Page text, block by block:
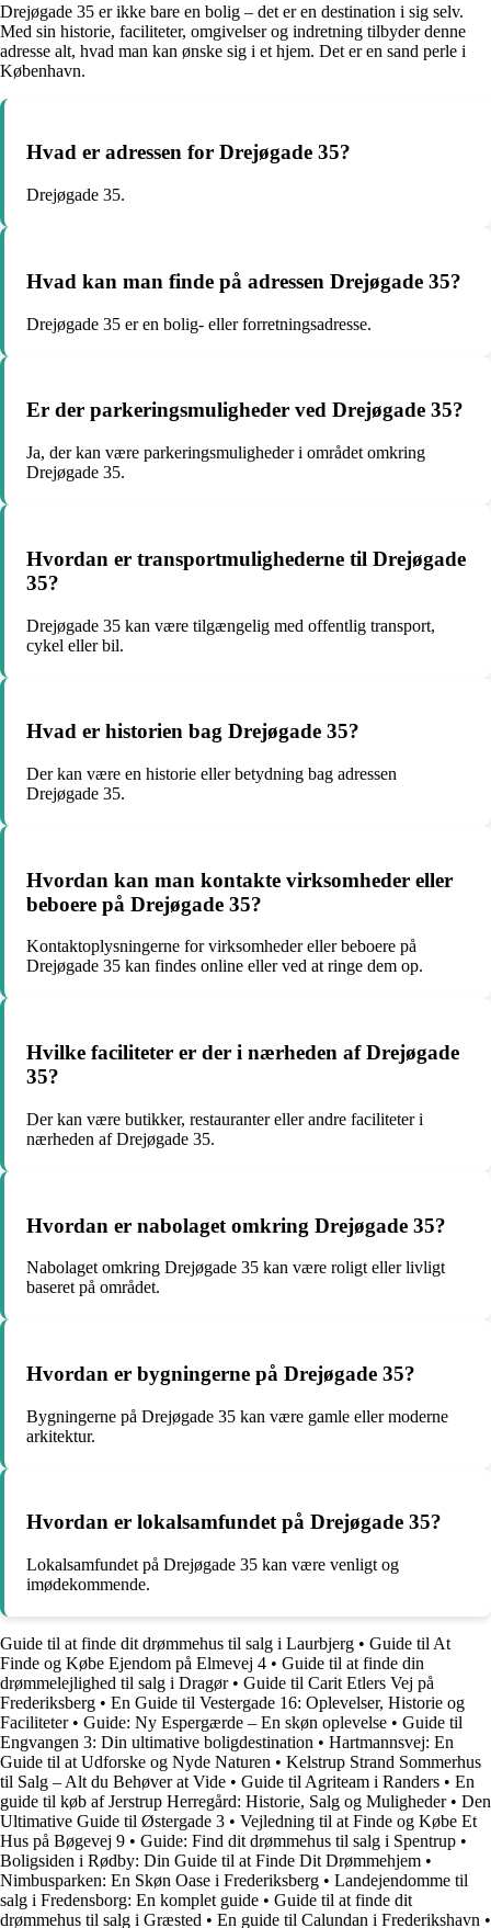
Drejøgade 35 er ikke bare en bolig – det er en destination i sig selv.
Med sin historie, faciliteter, omgivelser og indretning tilbyder denne
adresse alt, hvad man kan ønske sig i et hjem. Det er en sand perle i
København.
Hvad er adressen for Drejøgade 35?
Drejøgade 35.
Hvad kan man finde på adressen Drejøgade 35?
Drejøgade 35 er en bolig- eller forretningsadresse.
Er der parkeringsmuligheder ved Drejøgade 35?
Ja, der kan være parkeringsmuligheder i området omkring
Drejøgade 35.
Hvordan er transportmulighederne til Drejøgade
35?
Drejøgade 35 kan være tilgængelig med offentlig transport,
cykel eller bil.
Hvad er historien bag Drejøgade 35?
Der kan være en historie eller betydning bag adressen
Drejøgade 35.
Hvordan kan man kontakte virksomheder eller
beboere på Drejøgade 35?
Kontaktoplysningerne for virksomheder eller beboere på
Drejøgade 35 kan findes online eller ved at ringe dem op.
Hvilke faciliteter er der i nærheden af Drejøgade
35?
Der kan være butikker, restauranter eller andre faciliteter i
nærheden af Drejøgade 35.
Hvordan er nabolaget omkring Drejøgade 35?
Nabolaget omkring Drejøgade 35 kan være roligt eller livligt
baseret på området.
Hvordan er bygningerne på Drejøgade 35?
Bygningerne på Drejøgade 35 kan være gamle eller moderne
arkitektur.
Hvordan er lokalsamfundet på Drejøgade 35?
Lokalsamfundet på Drejøgade 35 kan være venligt og
imødekommende.
Guide til at finde dit drømmehus til salg i Laurbjerg • Guide til At
Finde og Købe Ejendom på Elmevej 4 • Guide til at finde din
drømmelejlighed til salg i Dragør• Guide til Carit Etlers Vej på
Frederiksberg • En Guide til Vestergade 16: Oplevelser, Historie og
Faciliteter• Guide: Ny Espergærde – En skøn oplevelse • Guide til
Engvangen 3: Din ultimative boligdestination • Hartmannsvej: En
Guide til at Udforske og Nyde Naturen • Kelstrup Strand Sommerhus
til Salg – Alt du Behøver at Vide • Guide til Agriteam i Randers • En
guide til køb af Jerstrup Herregård: Historie, Salg og Muligheder• Den
Ultimative Guide til Østergade 3 • Vejledning til at Finde og Købe Et
Hus på Bøgevej 9 • Guide: Find dit drømmehus til salg i Spentrup •
Boligsiden i Rødby: Din Guide til at Finde Dit Drømmehjem •
Nimbusparken: En Skøn Oase i Frederiksberg • Landejendomme til
salg i Fredensborg: En komplet guide • Guide til at finde dit
drømmehus til salg i Græsted • En guide til Calundan i Frederikshavn •